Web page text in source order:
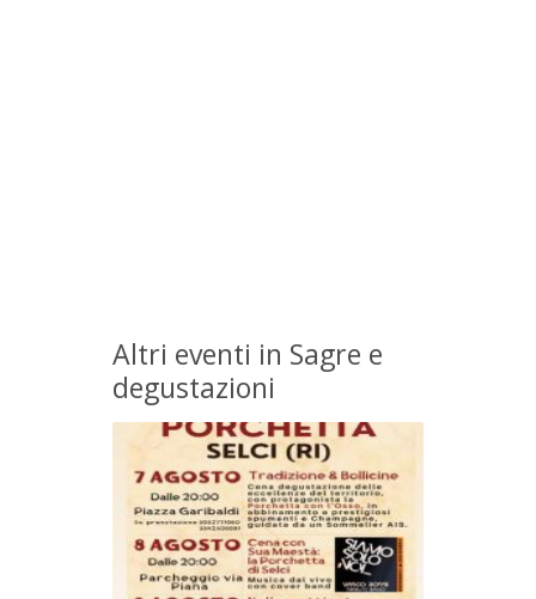
Altri eventi in Sagre e
degustazioni